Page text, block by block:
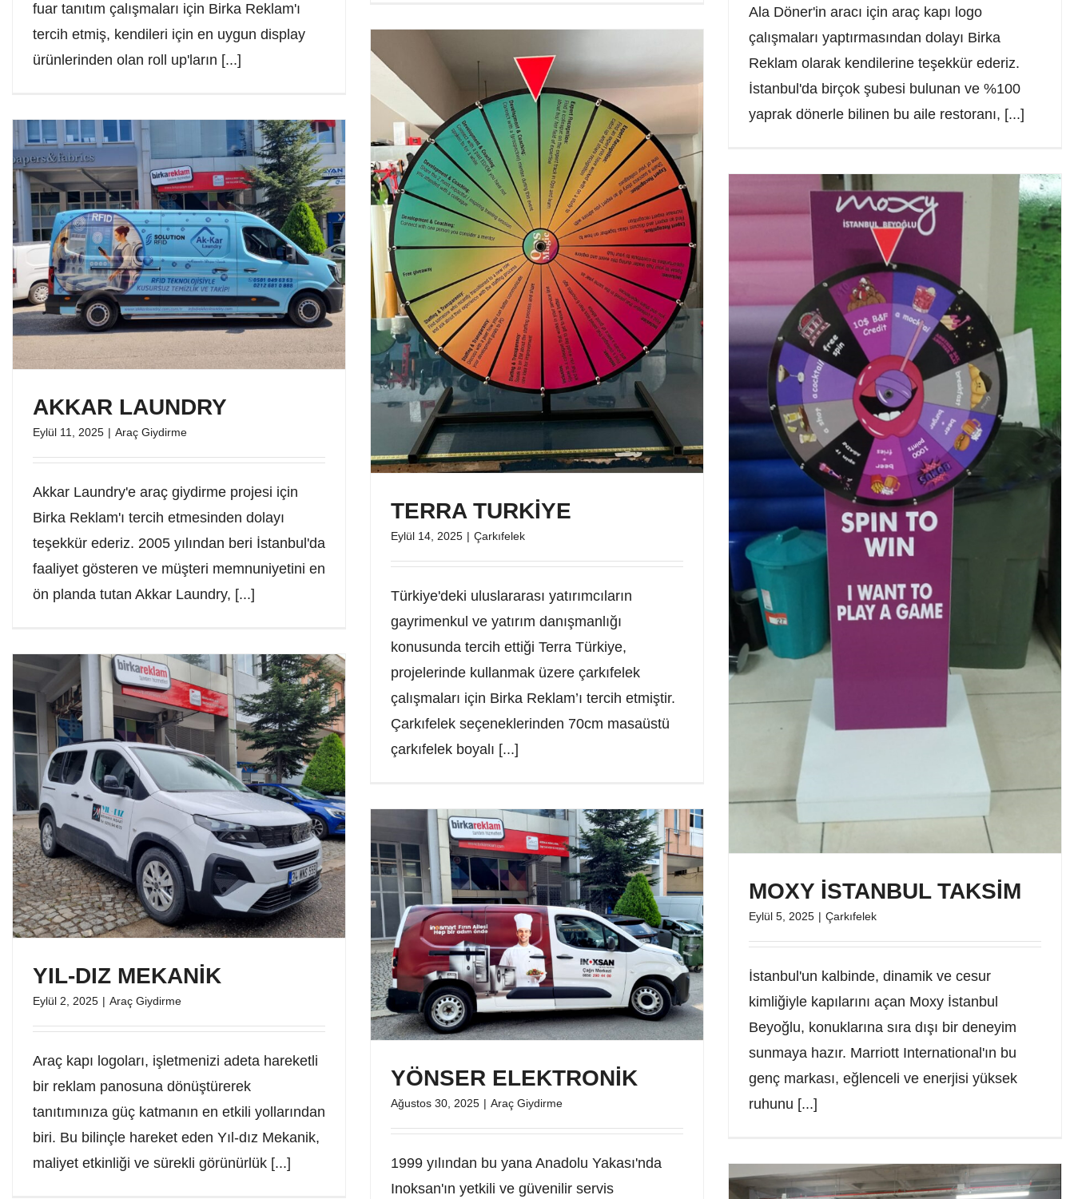
fuar tanıtım çalışmaları için Birka Reklam'ı
tercih etmiş, kendileri için en uygun display
ürünlerinden olan roll up'ların [...]
Ala Döner'in aracı için araç kapı logo
çalışmaları yaptırmasından dolayı Birka
Reklam olarak kendilerine teşekkür ederiz.
İstanbul'da birçok şubesi bulunan ve %100
yaprak dönerle bilinen bu aile restoranı, [...]
TERRA TURKİYE
Eylül 14, 2025 | Çarkıfelek
Türkiye'deki uluslararası yatırımcıların
gayrimenkul ve yatırım danışmanlığı
konusunda tercih ettiği Terra Türkiye,
projelerinde kullanmak üzere çarkıfelek
çalışmaları için Birka Reklam’ı tercih etmiştir.
Çarkıfelek seçeneklerinden 70cm masaüstü
çarkıfelek boyalı [...]
AKKAR LAUNDRY
Eylül 11, 2025 | Araç Giydirme
Akkar Laundry'e araç giydirme projesi için
Birka Reklam'ı tercih etmesinden dolayı
teşekkür ederiz. 2005 yılından beri İstanbul'da
faaliyet gösteren ve müşteri memnuniyetini en
ön planda tutan Akkar Laundry, [...]
MOXY İSTANBUL TAKSİM
Eylül 5, 2025 | Çarkıfelek
İstanbul'un kalbinde, dinamik ve cesur
kimliğiyle kapılarını açan Moxy İstanbul
Beyoğlu, konuklarına sıra dışı bir deneyim
sunmaya hazır. Marriott International'ın bu
genç markası, eğlenceli ve enerjisi yüksek
ruhunu [...]
YIL-DIZ MEKANİK
Eylül 2, 2025 | Araç Giydirme
Araç kapı logoları, işletmenizi adeta hareketli
bir reklam panosuna dönüştürerek
tanıtımınıza güç katmanın en etkili yollarından
biri. Bu bilinçle hareket eden Yıl-dız Mekanik,
maliyet etkinliği ve sürekli görünürlük [...]
YÖNSER ELEKTRONİK
Ağustos 30, 2025 | Araç Giydirme
1999 yılından bu yana Anadolu Yakası'nda
Inoksan'ın yetkili ve güvenilir servis